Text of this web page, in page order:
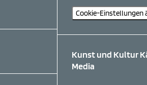
Cookie-Einstellungen
Kunst und Kultur
Media